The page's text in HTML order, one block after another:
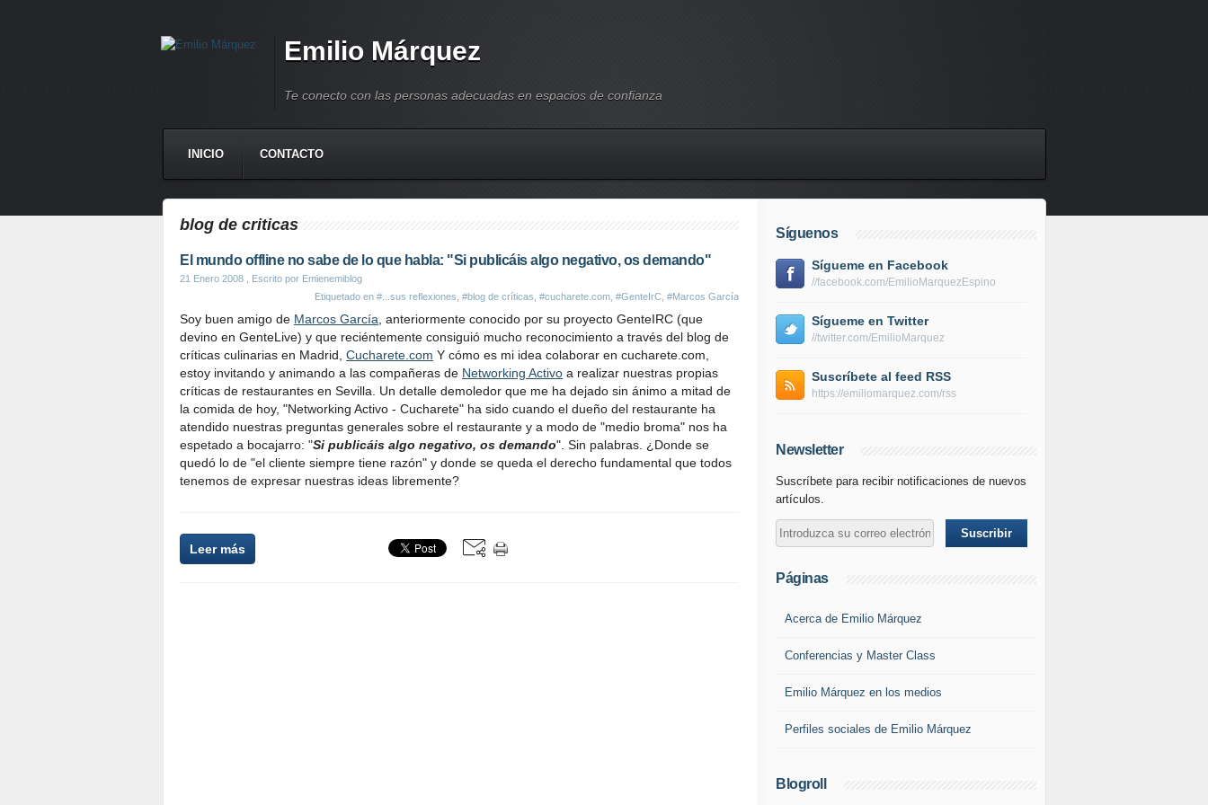
Emilio Márquez
Te conecto con las personas adecuadas en espacios de confianza
INICIO CONTACTO
blog de criticas
El mundo offline no sabe de lo que habla: "Si publicáis algo negativo, os demando"
21 Enero 2008 , Escrito por Emienemiblog
Etiquetado en #...sus reflexiones #blog de críticas #cucharete.com #GenteIrC #Marcos García
Soy buen amigo de Marcos García , anteriormente conocido por su proyecto GenteIRC (que
devino en GenteLive) y que reciéntemente consiguió mucho reconocimiento a través del blog de
críticas culinarias en Madrid, Cucharete.com Y cómo es mi idea colaborar en cucharete.com,
estoy invitando y animando a las compañeras de Networking Activo a realizar nuestras propias
críticas de restaurantes en Sevilla. Un detalle demoledor que me ha dejado sin ánimo a mitad de
la comida de hoy, "Networking Activo - Cucharete" ha sido cuando el dueño del restaurante ha
atendido nuestras preguntas generales sobre el restaurante y a modo de "medio broma" nos ha
espetado a bocajarro: "Si publicáis algo negativo, os demando". Sin palabras. ¿Donde se
quedó lo de "el cliente siempre tiene razón" y donde se queda el derecho fundamental que todos
tenemos de expresar nuestras ideas libremente?
Leer más
Síguenos
Sígueme en Facebook
//facebook.com/EmilioMarquezEspino
Sígueme en Twitter
//twitter.com/EmilioMarquez
Suscríbete al feed RSS
https://emiliomarquez.com/rss
Newsletter
Suscríbete para recibir notificaciones de nuevos
artículos.
Páginas
Acerca de Emilio Márquez
Conferencias y Master Class
Emilio Márquez en los medios
Perfiles sociales de Emilio Márquez
Blogroll